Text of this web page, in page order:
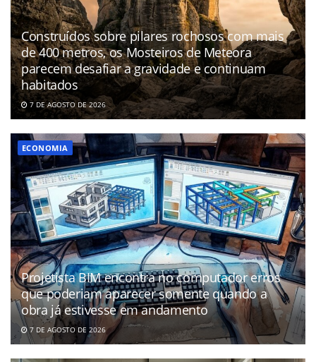
Construídos sobre pilares rochosos com mais
de 400 metros, os Mosteiros de Meteora
parecem desafiar a gravidade e continuam
habitados
7 DE AGOSTO DE 2026
ECONOMIA
Projetista BIM encontra no computador erros
que poderiam aparecer somente quando a
obra já estivesse em andamento
7 DE AGOSTO DE 2026